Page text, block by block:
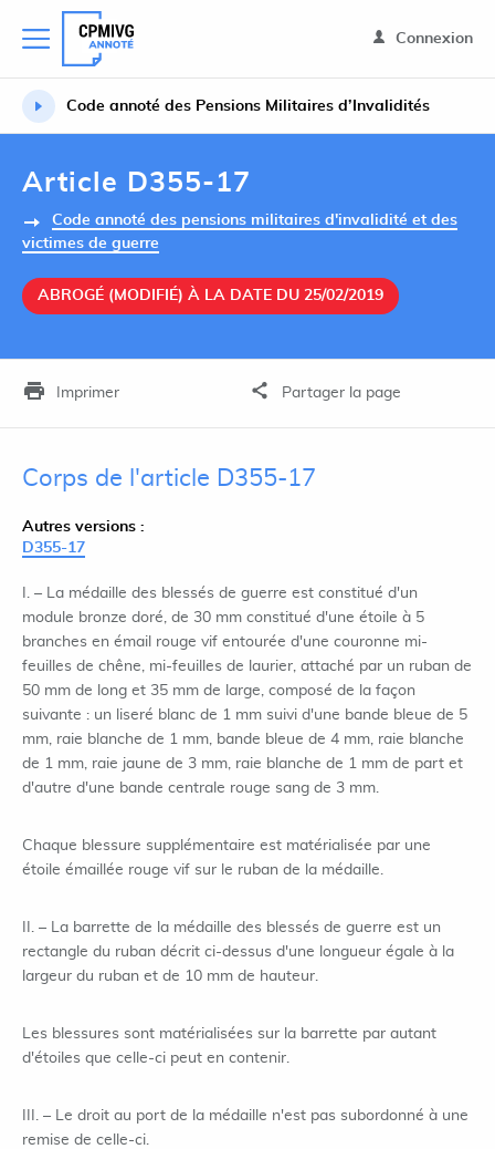
Connexion
Code annoté des Pensions Militaires d’Invalidités
Article D355-17
Code annoté des pensions militaires d'invalidité et des
victimes de guerre
ABROGÉ (MODIFIÉ) À LA DATE DU 25/02/2019
Imprimer Partager la page
Corps de l'article D355-17
Autres versions :
D355-17
I. – La médaille des blessés de guerre est constitué d'un
module bronze doré, de 30 mm constitué d'une étoile à 5
branches en émail rouge vif entourée d'une couronne mi-
feuilles de chêne, mi-feuilles de laurier, attaché par un ruban de
50 mm de long et 35 mm de large, composé de la façon
suivante : un liseré blanc de 1 mm suivi d'une bande bleue de 5
mm, raie blanche de 1 mm, bande bleue de 4 mm, raie blanche
de 1 mm, raie jaune de 3 mm, raie blanche de 1 mm de part et
d'autre d'une bande centrale rouge sang de 3 mm.
Chaque blessure supplémentaire est matérialisée par une
étoile émaillée rouge vif sur le ruban de la médaille.
II. – La barrette de la médaille des blessés de guerre est un
rectangle du ruban décrit ci-dessus d'une longueur égale à la
largeur du ruban et de 10 mm de hauteur.
Les blessures sont matérialisées sur la barrette par autant
d'étoiles que celle-ci peut en contenir.
III. – Le droit au port de la médaille n'est pas subordonné à une
remise de celle-ci.